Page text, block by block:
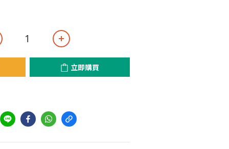
立即購買